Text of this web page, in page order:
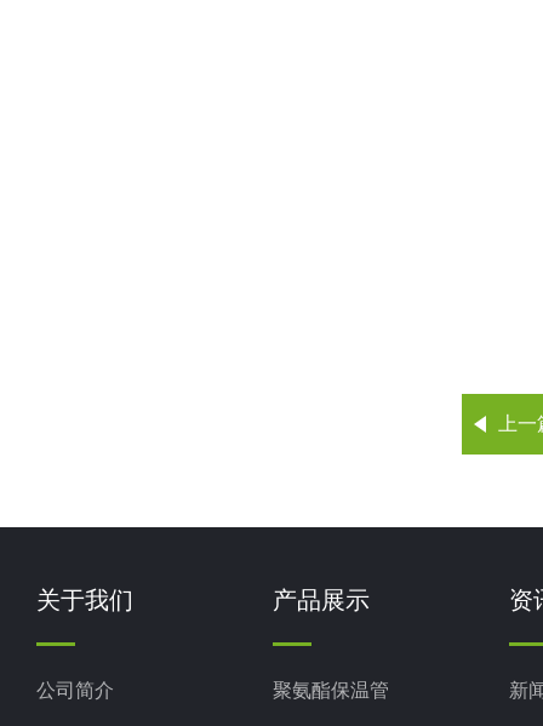
上
关于我们
公司简介
产品展示
聚氨酯保温管
资
新